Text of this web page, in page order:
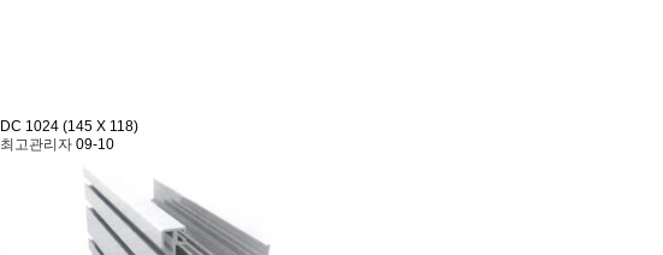
DC 1024 (145 X 118)
최고관리자 09-10